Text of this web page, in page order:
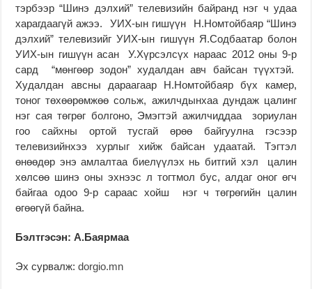
тэрбээр “Шинэ дэлхий” телевизийн байранд нэг ч удаа
харагдаагүй ажээ. УИХ-ын гишүүн Н.Номтойбаяр “Шинэ
дэлхий” телевизийг УИХ-ын гишүүн Я.Содбаатар болон
УИХ-ын гишүүн асан У.Хүрсэлсүх нараас 2012 оны 9-р
сард “мөнгөөр зодон” худалдан авч байсан түүхтэй.
Худалдан авсны дараагаар Н.Номтойбаяр бүх камер,
тоног төхөөрөмжөө сольж, ажилчдынхаа дундаж цалинг
нэг сая төгрөг болгоно, Эмэгтэй ажилчиддаа зориулан
гоо сайхны ортой тусгай өрөө байгуулна гэсээр
телевизийнхээ хурлыг хийж байсан удаатай. Тэгтэл
өнөөдөр энэ амлалтаа биелүүлэх нь битгий хэл цалин
хөлсөө шинэ оны эхнээс л тогтмол бус, алдаг оног өгч
байгаа одоо 9-р сараас хойш нэг ч төгрөгийн цалин
өгөөгүй байна.
Бэлтгэсэн: А.Баярмаа
Эх сурвалж:dorgio.mn